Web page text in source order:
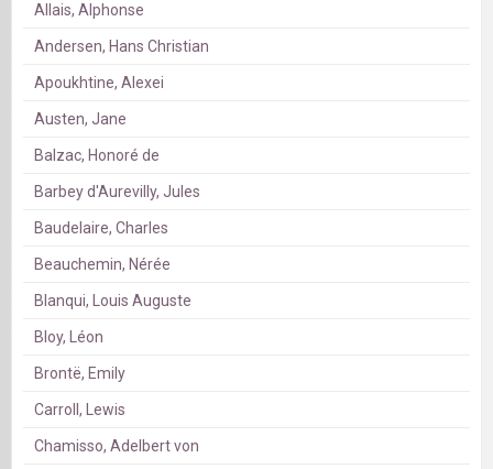
Allais, Alphonse
Andersen, Hans Christian
Apoukhtine, Alexei
Austen, Jane
Balzac, Honoré de
Barbey d'Aurevilly, Jules
Baudelaire, Charles
Beauchemin, Nérée
Blanqui, Louis Auguste
Bloy, Léon
Brontë, Emily
Carroll, Lewis
Chamisso, Adelbert von